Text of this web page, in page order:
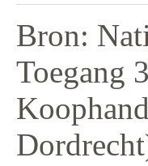
Bron:
Toegang